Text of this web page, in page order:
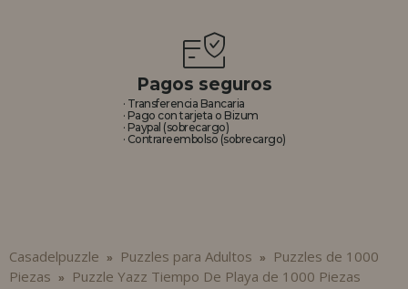
Pagos seguros
· Transferencia Bancaria
· Pago con tarjeta o Bizum
· Paypal (sobrecargo)
· Contrareembolso (sobrecargo)
Casadelpuzzle » Puzzles para Adultos »
Puzzles de 1000
Piezas » Puzzle Yazz Tiempo De Playa de 1000 Piezas